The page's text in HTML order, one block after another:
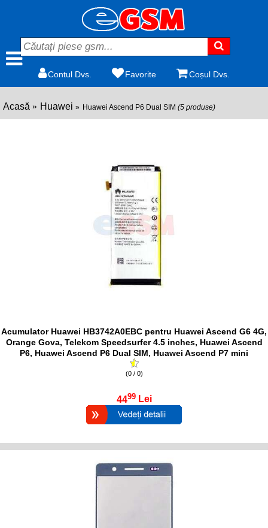
Contul Dvs. Favorite Coșul Dvs.
Acasă Huawei Huawei Ascend P6 Dual SIM (5 produse)
Acumulator Huawei HB3742A0EBC pentru Huawei Ascend G6 4G,
Orange Gova, Telekom Speedsurfer 4.5 inches, Huawei Ascend
P6, Huawei Ascend P6 Dual SIM, Huawei Ascend P7 mini
(0 / 0)
4499 Lei